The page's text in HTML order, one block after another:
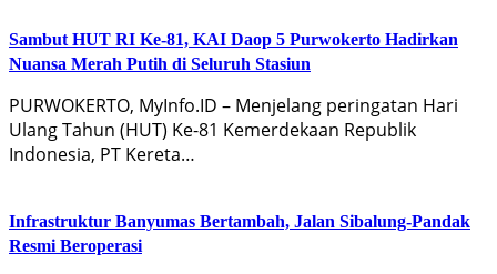
Sambut HUT RI Ke-81, KAI Daop 5 Purwokerto Hadirkan
Nuansa Merah Putih di Seluruh Stasiun
PURWOKERTO, MyInfo.ID – Menjelang peringatan Hari
Ulang Tahun (HUT) Ke-81 Kemerdekaan Republik
Indonesia, PT Kereta…
Infrastruktur Banyumas Bertambah, Jalan Sibalung-Pandak
Resmi Beroperasi